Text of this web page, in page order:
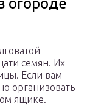
огороде
семян. Их
Если вам
организовать
ящике.